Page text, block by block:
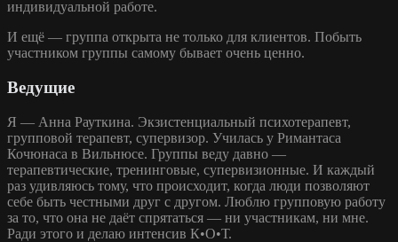
индивидуальной работе.
И ещё — группа открыта не только для клиентов. Побыть
участником группы самому бывает очень ценно.
Ведущие
Я — Анна Рауткина. Экзистенциальный психотерапевт,
групповой терапевт, супервизор. Училась у Римантаса
Кочюнаса в Вильнюсе. Группы веду давно —
терапевтические, тренинговые, супервизионные. И каждый
раз удивляюсь тому, что происходит, когда люди позволяют
себе быть честными друг с другом. Люблю групповую работу
за то, что она не даёт спрятаться — ни участникам, ни мне.
Ради этого и делаю интенсив К•О•Т.